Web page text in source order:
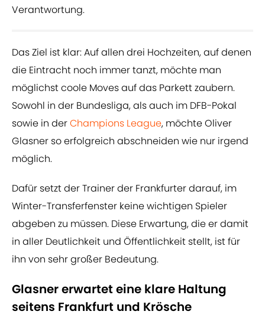
Verantwortung.
Das Ziel ist klar: Auf allen drei Hochzeiten, auf denen
die Eintracht noch immer tanzt, möchte man
möglichst coole Moves auf das Parkett zaubern.
Sowohl in der Bundesliga, als auch im DFB-Pokal
sowie in derChampions League, möchte Oliver
Glasner so erfolgreich abschneiden wie nur irgend
möglich.
Dafür setzt der Trainer der Frankfurter darauf, im
Winter-Transferfenster keine wichtigen Spieler
abgeben zu müssen. Diese Erwartung, die er damit
in aller Deutlichkeit und Öffentlichkeit stellt, ist für
ihn von sehr großer Bedeutung.
Glasner erwartet eine klare Haltung
seitens Frankfurt und Krösche